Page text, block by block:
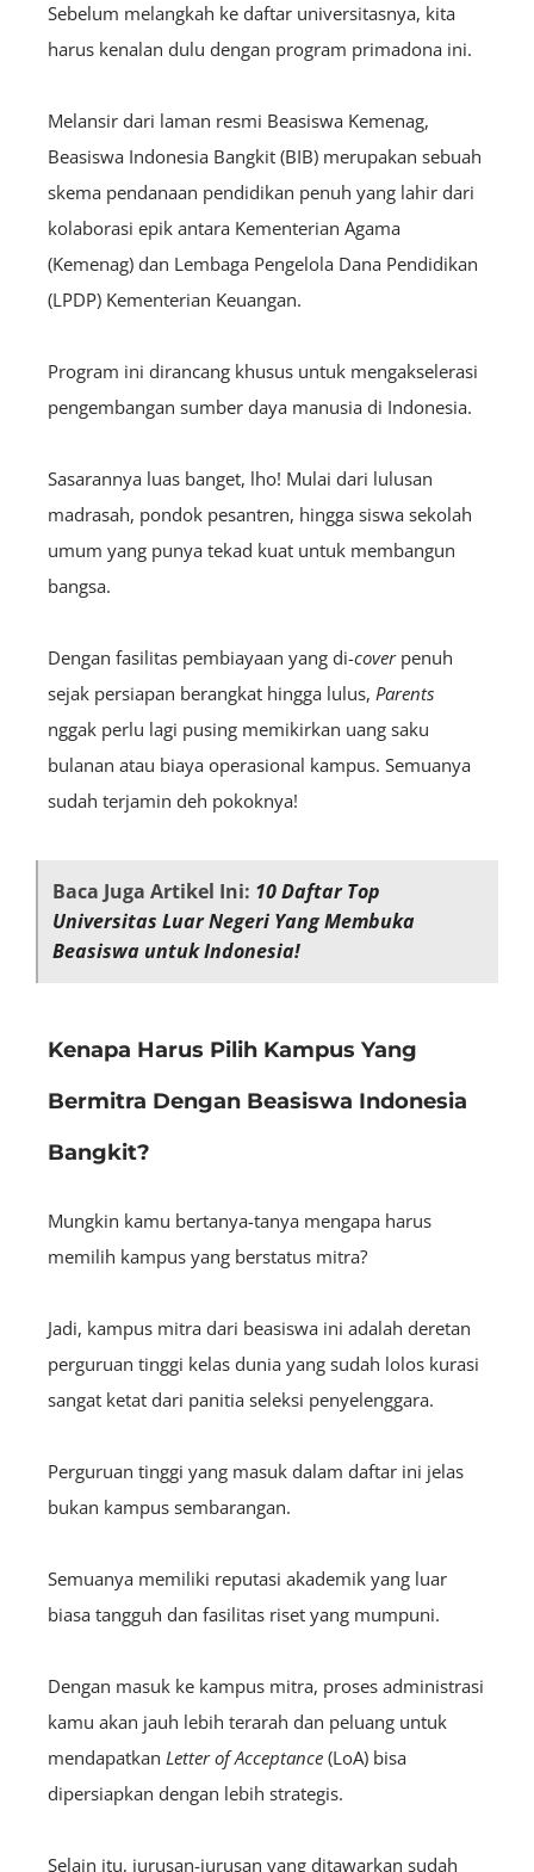
Sebelum melangkah ke daftar universitasnya, kita
harus kenalan dulu dengan program primadona ini.
Melansir dari laman resmi Beasiswa Kemenag,
Beasiswa Indonesia Bangkit (BIB) merupakan sebuah
skema pendanaan pendidikan penuh yang lahir dari
kolaborasi epik antara Kementerian Agama
(Kemenag) dan Lembaga Pengelola Dana Pendidikan
(LPDP) Kementerian Keuangan.
Program ini dirancang khusus untuk mengakselerasi
pengembangan sumber daya manusia di Indonesia.
Sasarannya luas banget, lho! Mulai dari lulusan
madrasah, pondok pesantren, hingga siswa sekolah
umum yang punya tekad kuat untuk membangun
bangsa.
Dengan fasilitas pembiayaan yang di-coverpenuh
sejak persiapan berangkat hingga lulus, Parents
nggak perlu lagi pusing memikirkan uang saku
bulanan atau biaya operasional kampus. Semuanya
sudah terjamin deh pokoknya!
Baca Juga Artikel Ini: 10 Daftar Top
Universitas Luar Negeri Yang Membuka
Beasiswa untuk Indonesia!
Kenapa Harus Pilih Kampus Yang
Bermitra Dengan Beasiswa Indonesia
Bangkit?
Mungkin kamu bertanya-tanya mengapa harus
memilih kampus yang berstatus mitra?
Jadi, kampus mitra dari beasiswa ini adalah deretan
perguruan tinggi kelas dunia yang sudah lolos kurasi
sangat ketat dari panitia seleksi penyelenggara.
Perguruan tinggi yang masuk dalam daftar ini jelas
bukan kampus sembarangan.
Semuanya memiliki reputasi akademik yang luar
biasa tangguh dan fasilitas riset yang mumpuni.
Dengan masuk ke kampus mitra, proses administrasi
kamu akan jauh lebih terarah dan peluang untuk
mendapatkan Letter of Acceptance (LoA) bisa
dipersiapkan dengan lebih strategis.
Selain itu, jurusan-jurusan yang ditawarkan sudah